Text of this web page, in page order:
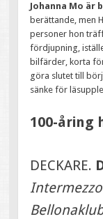
Johanna Mo är
berättande, men
personer hon
fördjupning,
bilfärder, korta
göra slutet till
sänke för
100-åring
DECKARE.